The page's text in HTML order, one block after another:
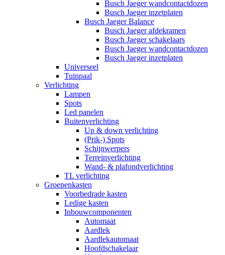
Busch Jaeger wandcontactdozen
Busch Jaeger inzetplaten
Busch Jaeger Balance
Busch Jaeger afdekramen
Busch Jaeger schakelaars
Busch Jaeger wandcontactdozen
Busch Jaeger inzetplaten
Universeel
Tuinpaal
Verlichting
Lampen
Spots
Led panelen
Buitenverlichting
Up & down verlichting
(Prik-) Spots
Schijnwerpers
Terreinverlichting
Wand- & plafondverlichting
TL verlichting
Groepenkasten
Voorbedrade kasten
Ledige kasten
Inbouwcomponenten
Automaat
Aardlek
Aardlekautomaat
Hoofdschakelaar